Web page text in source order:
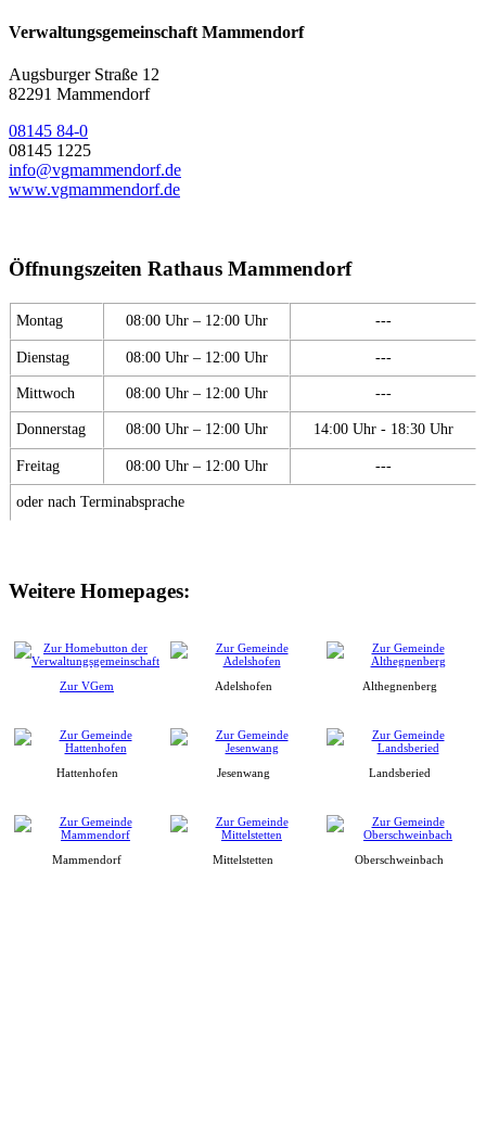
Verwaltungsgemeinschaft Mammendorf
Augsburger Straße 12
82291 Mammendorf
08145 84-0
08145 1225
info@vgmammendorf.de
www.vgmammendorf.de
Öffnungszeiten Rathaus Mammendorf
Montag 08:00 Uhr – 12:00 Uhr ---
Dienstag 08:00 Uhr – 12:00 Uhr ---
Mittwoch 08:00 Uhr – 12:00 Uhr ---
Donnerstag 08:00 Uhr – 12:00 Uhr 14:00 Uhr - 18:30 Uhr
Freitag 08:00 Uhr – 12:00 Uhr ---
oder nach Terminabsprache
Weitere Homepages:
Zur VGem Adelshofen Althegnenberg
Hattenhofen Jesenwang Landsberied
Mammendorf Mittelstetten Oberschweinbach